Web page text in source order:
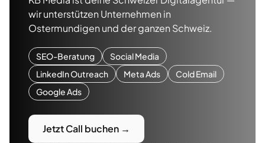
wir unterstützen Unternehmen in
Ostermundigen und der ganzen Schweiz.
SEO-Beratung
Social Media
LinkedIn Outreach
Meta Ads
Cold Email
Google Ads
Jetzt Call buchen →